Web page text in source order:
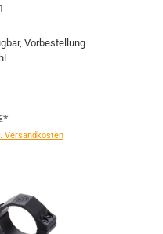
Vorbestellung
Versandkosten